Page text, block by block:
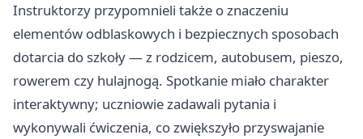
Instruktorzy przypomnieli także o znaczeniu
elementów odblaskowych i bezpiecznych sposobach
dotarcia do szkoły — z rodzicem, autobusem, pieszo,
rowerem czy hulajnogą. Spotkanie miało charakter
interaktywny; uczniowie zadawali pytania i
wykonywali ćwiczenia, co zwiększyło przyswajanie